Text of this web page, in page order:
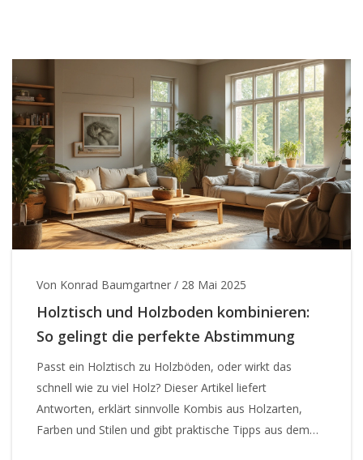
Von Konrad Baumgartner / 28 Mai 2025
Holztisch und Holzboden kombinieren:
So gelingt die perfekte Abstimmung
Passt ein Holztisch zu Holzböden, oder wirkt das
schnell wie zu viel Holz? Dieser Artikel liefert
Antworten, erklärt sinnvolle Kombis aus Holzarten,
Farben und Stilen und gibt praktische Tipps aus dem